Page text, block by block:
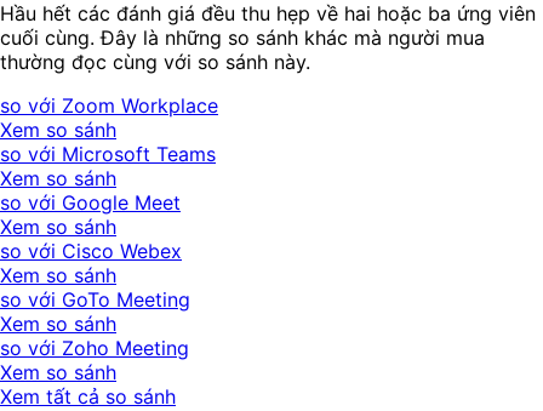
Hầu hết các đánh giá đều thu hẹp về hai hoặc ba ứng viên
cuối cùng. Đây là những so sánh khác mà người mua
thường đọc cùng với so sánh này.
so với Zoom Workplace
Xem so sánh
so với Microsoft Teams
Xem so sánh
so với Google Meet
Xem so sánh
so với Cisco Webex
Xem so sánh
so với GoTo Meeting
Xem so sánh
so với Zoho Meeting
Xem so sánh
Xem tất cả so sánh